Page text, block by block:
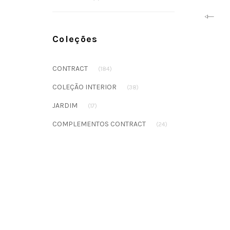
Prev
Coleções
CONTRACT (184)
COLEÇÃO INTERIOR (38)
JARDIM (17)
COMPLEMENTOS CONTRACT (24)